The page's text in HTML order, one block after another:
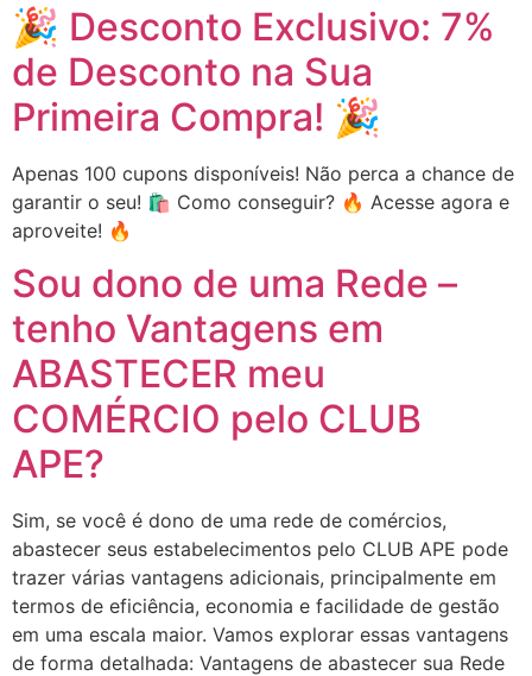
🎉 Desconto Exclusivo: 7%
de Desconto na Sua
Primeira Compra! 🎉
Apenas 100 cupons disponíveis! Não perca a chance de
garantir o seu! 🛍️ Como conseguir? 🔥 Acesse agora e
aproveite! 🔥
Sou dono de uma Rede –
tenho Vantagens em
ABASTECER meu
COMÉRCIO pelo CLUB
APE?
Sim, se você é dono de uma rede de comércios,
abastecer seus estabelecimentos pelo CLUB APE pode
trazer várias vantagens adicionais, principalmente em
termos de eficiência, economia e facilidade de gestão
em uma escala maior. Vamos explorar essas vantagens
de forma detalhada: Vantagens de abastecer sua Rede